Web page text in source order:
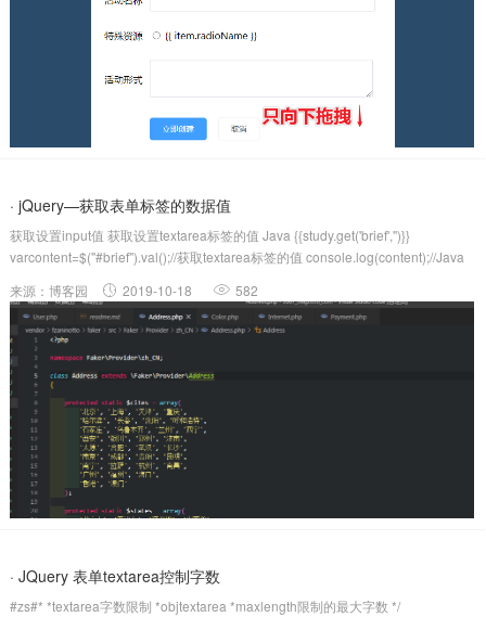
· jQuery—获取表单标签的数据值
获取设置input值 获取设置textarea标签的值 Java {{study.get('brief','')}}
varcontent=$("#brief").val();//获取textarea标签的值 console.log(content);//Java
来源：博客园 2019-10-18 582
· JQuery 表单textarea控制字数
#zs#* *textarea字数限制 *objtextarea *maxlength限制的最大字数 */